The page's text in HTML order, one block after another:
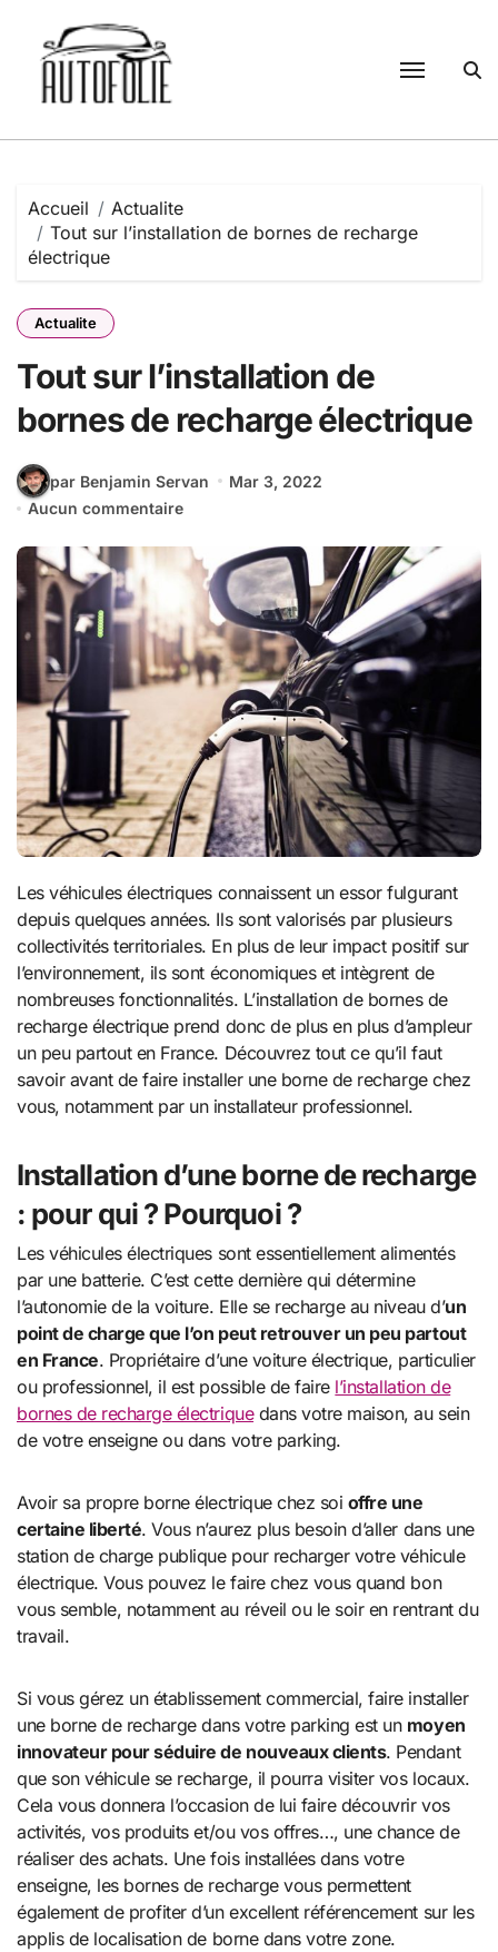
contenu
Accueil
Actualite
Tout sur l’installation de bornes de recharge
électrique
Actualite
Tout sur l’installation de
bornes de recharge électrique
par Benjamin Servan
Mar 3, 2022
Aucun commentaire
Les véhicules électriques connaissent un essor fulgurant
depuis quelques années. Ils sont valorisés par plusieurs
collectivités territoriales. En plus de leur impact positif sur
l’environnement, ils sont économiques et intègrent de
nombreuses fonctionnalités. L’installation de bornes de
recharge électrique prend donc de plus en plus d’ampleur
un peu partout en France. Découvrez tout ce qu’il faut
savoir avant de faire installer une borne de recharge chez
vous, notamment par un installateur professionnel.
Installation d’une borne de recharge
: pour qui ? Pourquoi ?
Les véhicules électriques sont essentiellement alimentés
par une batterie. C’est cette dernière qui détermine
l’autonomie de la voiture. Elle se recharge au niveau d’un
point de charge que l’on peut retrouver un peu partout
en France. Propriétaire d’une voiture électrique, particulier
ou professionnel, il est possible de faire l’installation de
bornes de recharge électriquedans votre maison, au sein
de votre enseigne ou dans votre parking.
Avoir sa propre borne électrique chez soi offre une
certaine liberté. Vous n’aurez plus besoin d’aller dans une
station de charge publique pour recharger votre véhicule
électrique. Vous pouvez le faire chez vous quand bon
vous semble, notamment au réveil ou le soir en rentrant du
travail.
Si vous gérez un établissement commercial, faire installer
une borne de recharge dans votre parking est un moyen
innovateur pour séduire de nouveaux clients. Pendant
que son véhicule se recharge, il pourra visiter vos locaux.
Cela vous donnera l’occasion de lui faire découvrir vos
activités, vos produits et/ou vos offres…, une chance de
réaliser des achats. Une fois installées dans votre
enseigne, les bornes de recharge vous permettent
également de profiter d’un excellent référencement sur les
applis de localisation de borne dans votre zone.